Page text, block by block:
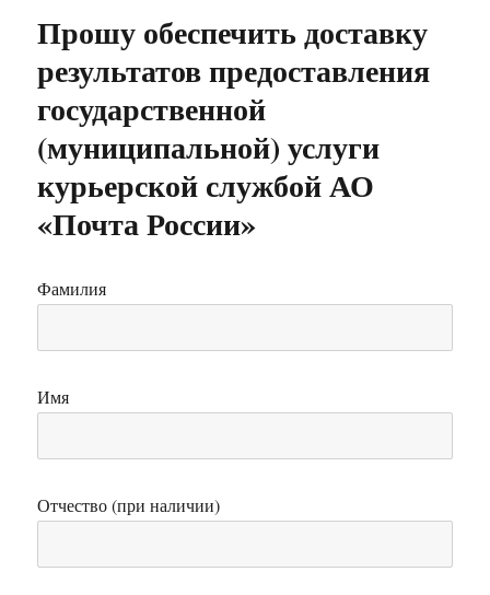
Прошу обеспечить доставку
результатов предоставления
государственной
(муниципальной) услуги
курьерской службой АО
«Почта России»
Фамилия
Имя
Отчество (при наличии)